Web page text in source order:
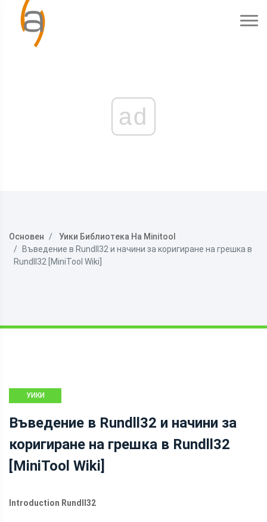
ad
Основен
Уики Библиотека На Minitool
Въведение в Rundll32 и начини за коригиране на грешка в
Rundll32 [MiniTool Wiki]
УИКИ
НА MINITOOL
Въведение в Rundll32 и начини за
коригиране на грешка в Rundll32
[MiniTool Wiki]
Introduction Rundll32